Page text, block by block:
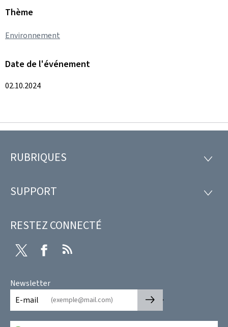
Thème
Environnement
Date de l'événement
02.10.2024
Pied
page
RUBRIQUES
SUPPORT
RESTEZ CONNECTÉ
Twitter Facebook
Newsletter
E-mail
🡒